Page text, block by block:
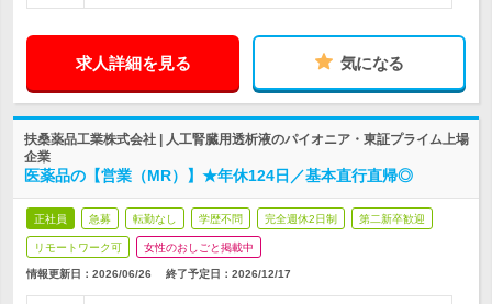
求人詳細を見る 気になる
扶桑薬品工業株式会社 | 人工腎臓用透析液のパイオニア・東証プライム上場
企業
医薬品の【営業（MR）】★年休124日／基本直行直帰◎
正社員 急募 転勤なし 学歴不問 完全週休2日制 第二新卒歓迎
リモートワーク可 女性のおしごと掲載中
情報更新日：2026/06/26 終了予定日： 2026/12/17